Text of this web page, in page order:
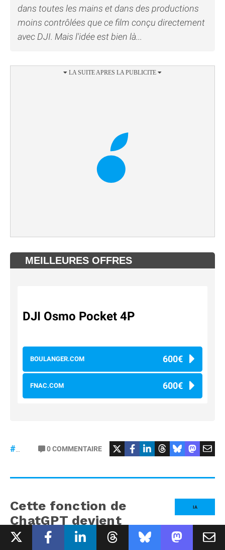
dans toutes les mains et dans des productions
moins contrôlées que ce film conçu directement
avec DJI. Mais l'idée est bien là...
MEILLEURES OFFRES
DJI Osmo Pocket 4P
BOULANGER.COM 600€
FNAC.COM 600€
#osmopocket4P
0COMMENTAIRE
IA
Cette fonction de
ChatGPT devient
illimitée pour tous